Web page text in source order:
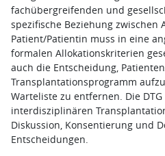
fachübergreifenden und
spezifische Beziehung zwischen
Patient/Patientin muss in eine
formalen Allokationskriterien
auch die Entscheidung,
Transplantationsprogramm
Warteliste zu entfernen. Die
interdisziplinären
Diskussion, Konsentierung und
Entscheidungen.